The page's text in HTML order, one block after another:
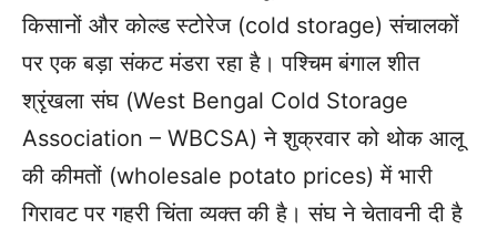
किसानों और कोल्ड स्टोरेज (cold storage) संचालकों
पर एक बड़ा संकट मंडरा रहा है। पश्चिम बंगाल शीत
श्रृंखला संघ (West Bengal Cold Storage
Association – WBCSA) ने शुक्रवार को थोक आलू
की कीमतों (wholesale potato prices) में भारी
गिरावट पर गहरी चिंता व्यक्त की है। संघ ने चेतावनी दी है